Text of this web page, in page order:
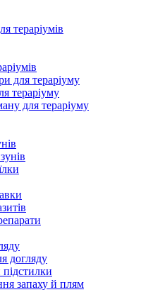
тераріумів
для тераріуму
тераріуму
для тераріуму
догляду
запаху й плям